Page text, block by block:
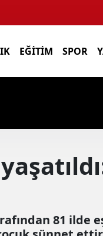
EĞITIM SPOR
81 ilde